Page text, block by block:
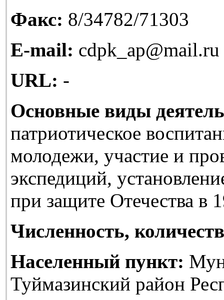
Факс: 8/34782/71303
E-mail: cdpk_ap@mail.ru
URL: -
Основные виды
патриотическое
молодежи, участие и
экспедиций,
при защите Отечества в
Численность,
Населенный пункт:
Туймазинский район